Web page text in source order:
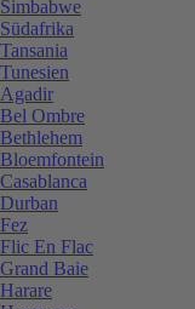
Simbabwe
Südafrika
Tansania
Tunesien
Agadir
Bel Ombre
Bethlehem
Bloemfontein
Casablanca
Durban
Fez
Flic En Flac
Grand Baie
Harare